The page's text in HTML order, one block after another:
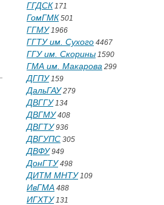
ГГДСК 171
ГомГМК 501
ГГМУ1966
ГГТУ им. Сухого 4467
ГГУ им. Скорины 1590
ГМА им. Макарова 299
ДГПУ159
ДальГАУ279
ДВГГУ134
ДВГМУ408
ДВГТУ936
ДВГУПС 305
ДВФУ949
ДонГТУ498
ДИТМ МНТУ109
ИвГМА 488
ИГХТУ131